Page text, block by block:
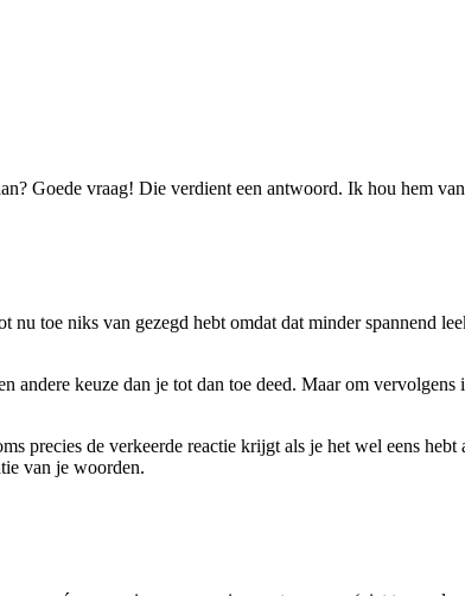
Goede vraag! Die verdient een antwoord. Ik hou hem
toe niks van gezegd hebt omdat dat minder spannend
keuze dan je tot dan toe deed. Maar om vervolgens
precies de verkeerde reactie krijgt als je het wel eens hebt
van je woorden.